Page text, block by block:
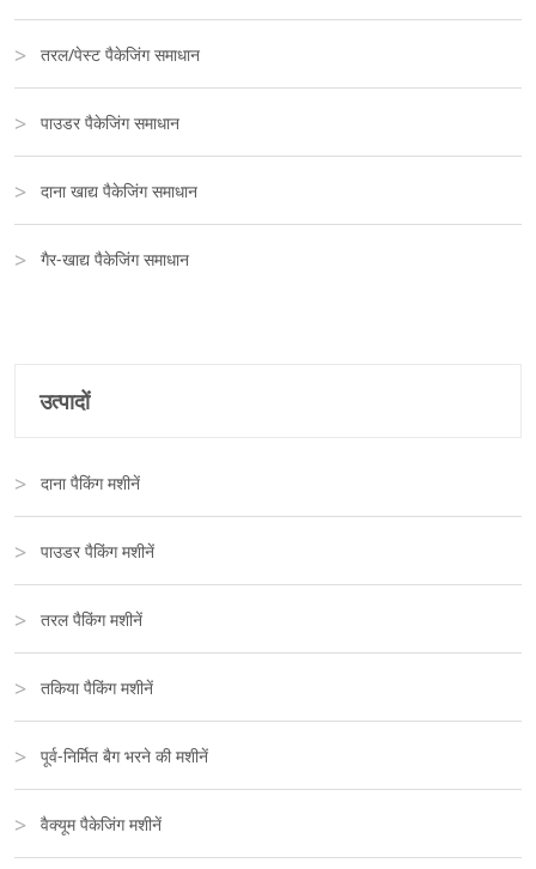
तरल/पेस्ट पैकेजिंग समाधान
पाउडर पैकेजिंग समाधान
दाना खाद्य पैकेजिंग समाधान
गैर-खाद्य पैकेजिंग समाधान
उत्पादों
दाना पैकिंग मशीनें
पाउडर पैकिंग मशीनें
तरल पैकिंग मशीनें
तकिया पैकिंग मशीनें
पूर्व-निर्मित बैग भरने की मशीनें
वैक्यूम पैकेजिंग मशीनें